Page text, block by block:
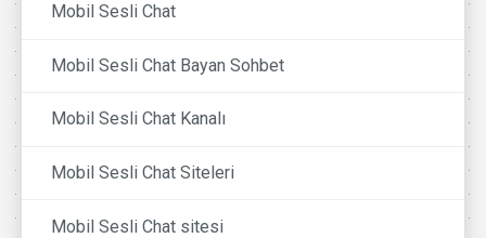
Mobil Sesli Chat
Mobil Sesli Chat Bayan Sohbet
Mobil Sesli Chat Kanalı
Mobil Sesli Chat Siteleri
Mobil Sesli Chat sitesi